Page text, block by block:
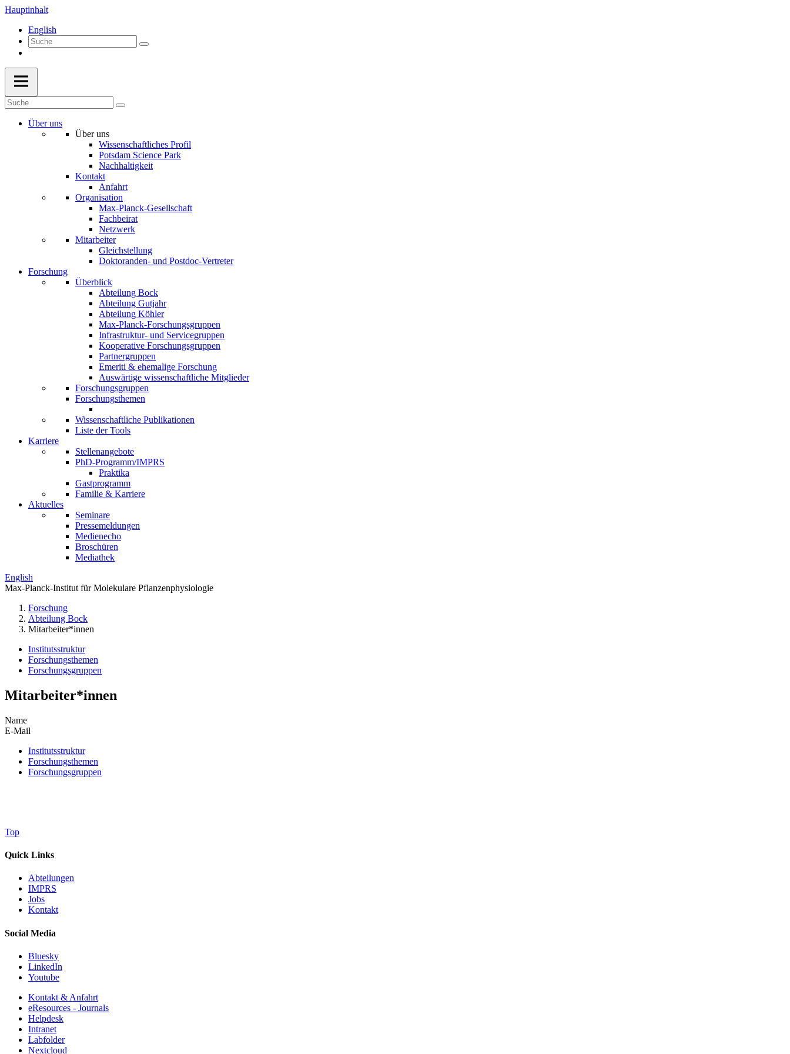
Hauptinhalt
English
Über uns
Über uns
Wissenschaftliches Profil
Potsdam Science Park
Nachhaltigkeit
Kontakt
Anfahrt
Organisation
Max-Planck-Gesellschaft
Fachbeirat
Netzwerk
Mitarbeiter
Gleichstellung
Doktoranden- und Postdoc-Vertreter
Forschung
Überblick
Abteilung Bock
Abteilung Gutjahr
Abteilung Köhler
Max-Planck-Forschungsgruppen
Infrastruktur- und Servicegruppen
Kooperative Forschungsgruppen
Partnergruppen
Emeriti & ehemalige Forschung
Auswärtige wissenschaftliche Mitglieder
Forschungsgruppen
Forschungsthemen
Wissenschaftliche Publikationen
Liste der Tools
Karriere
Stellenangebote
PhD-Programm/IMPRS
Praktika
Gastprogramm
Familie & Karriere
Aktuelles
Seminare
Pressemeldungen
Medienecho
Broschüren
Mediathek
English
Max-Planck-Institut für Molekulare Pflanzenphysiologie
Forschung
Abteilung Bock
Mitarbeiter*innen
Institutsstruktur
Forschungsthemen
Forschungsgruppen
Mitarbeiter*innen
Name
E-Mail
Institutsstruktur
Forschungsthemen
Forschungsgruppen
Top
Quick Links
Abteilungen
IMPRS
Jobs
Kontakt
Social Media
Bluesky
LinkedIn
Youtube
Kontakt & Anfahrt
eResources - Journals
Helpdesk
Intranet
Labfolder
Nextcloud